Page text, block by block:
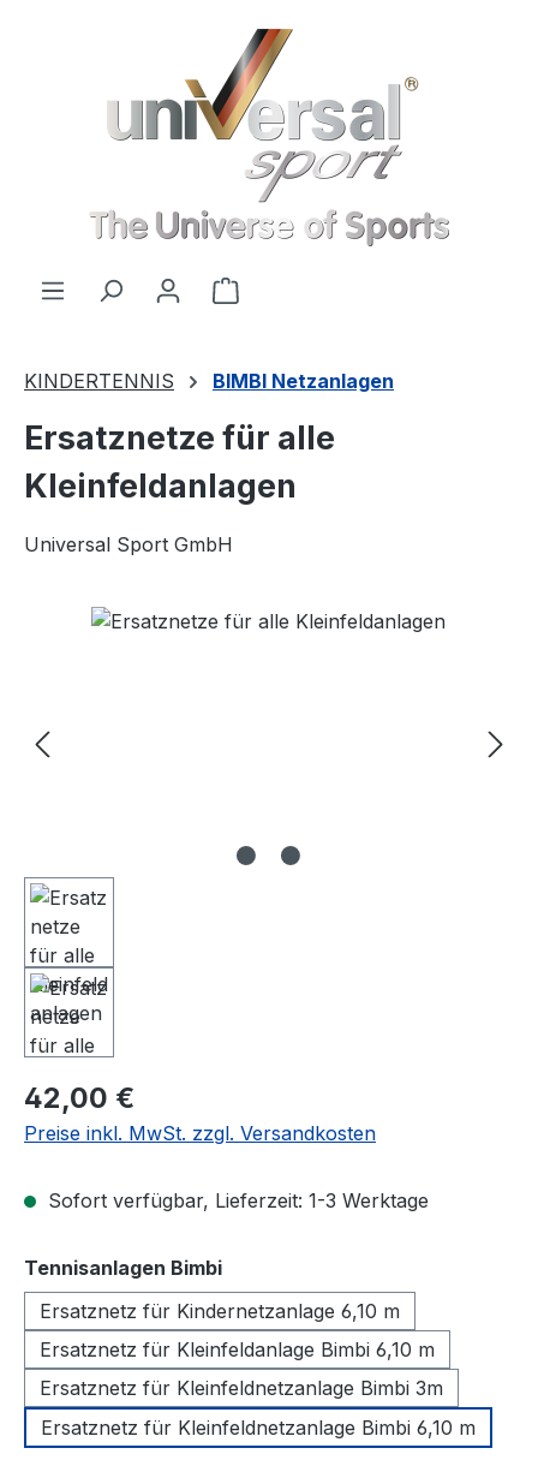
Warenkorb enthält 0
KINDERTENNIS BIMBI Netzanlagen
Ersatznetze für alle
Kleinfeldanlagen
Universal Sport GmbH
Bildergalerie überspringen
Regulärer Preis:
42,00 €
Preise inkl. MwSt. zzgl. Versandkosten
Sofort verfügbar, Lieferzeit: 1-3 Werktage
Tennisanlagen Bimbiauswählen
Ersatznetz für Kindernetzanlage 6,10 m
Ersatznetz für Kleinfeldanlage Bimbi 6,10 m
Ersatznetz für Kleinfeldnetzanlage Bimbi 3m
Ersatznetz für Kleinfeldnetzanlage Bimbi 6,10 m